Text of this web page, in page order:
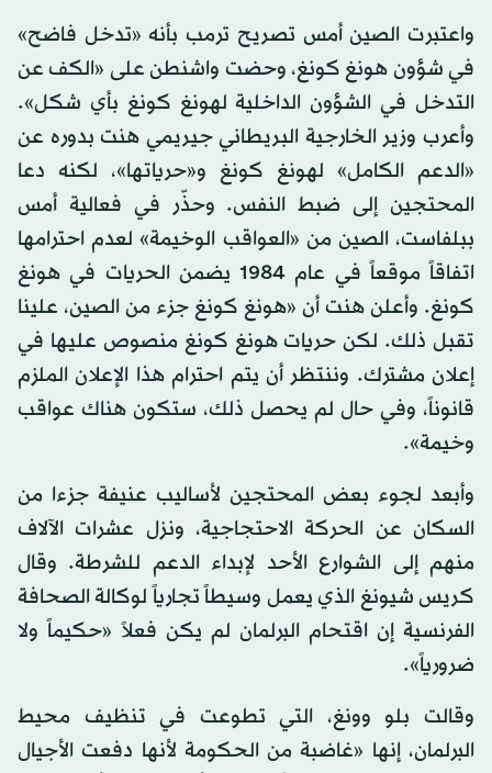
واعتبرت الصين أمس تصريح ترمب بأنه «تدخل فاضح»
في شؤون هونغ كونغ، وحضت واشنطن على «الكف عن
التدخل في الشؤون الداخلية لهونغ كونغ بأي شكل».
وأعرب وزير الخارجية البريطاني جيريمي هنت بدوره عن
«الدعم الكامل» لهونغ كونغ و«حرياتها»، لكنه دعا
المحتجين إلى ضبط النفس. وحذّر في فعالية أمس
ببلفاست، الصين من «العواقب الوخيمة» لعدم احترامها
اتفاقاً موقعاً في عام 1984 يضمن الحريات في هونغ
كونغ. وأعلن هنت أن «هونغ كونغ جزء من الصين، علينا
تقبل ذلك. لكن حريات هونغ كونغ منصوص عليها في
إعلان مشترك. وننتظر أن يتم احترام هذا الإعلان الملزم
قانوناً، وفي حال لم يحصل ذلك، ستكون هناك عواقب
وخيمة».
وأبعد لجوء بعض المحتجين لأساليب عنيفة جزءا من
السكان عن الحركة الاحتجاجية، ونزل عشرات الآلاف
منهم إلى الشوارع الأحد لإبداء الدعم للشرطة. وقال
كريس شيونغ الذي يعمل وسيطاً تجارياً لوكالة الصحافة
الفرنسية إن اقتحام البرلمان لم يكن فعلاً «حكيماً ولا
ضرورياً».
وقالت بلو وونغ، التي تطوعت في تنظيف محيط
البرلمان، إنها «غاضبة من الحكومة لأنها دفعت الأجيال